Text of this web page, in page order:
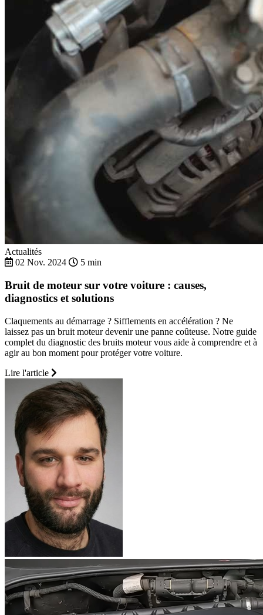
Actualités
02 Nov. 2024
5 min
Bruit de moteur sur votre voiture : causes,
diagnostics et solutions
Claquements au démarrage ? Sifflements en accélération ? Ne
laissez pas un bruit moteur devenir une panne coûteuse. Notre guide
complet du diagnostic des bruits moteur vous aide à comprendre et à
agir au bon moment pour protéger votre voiture.
Lire l'article